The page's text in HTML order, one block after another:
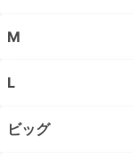
M
L
ビッグ